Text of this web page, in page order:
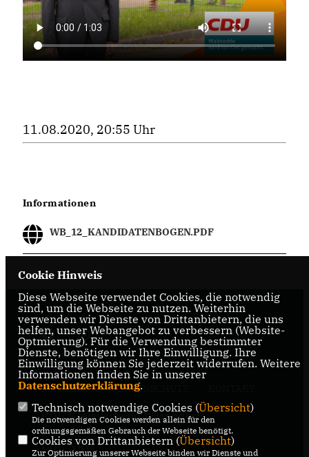
11.08.2020, 20:55 Uhr
Informationen
WB_12_KANDIDATENBOGEN.PDF
IMPRESSUM DATENSCHUTZ
CDU Kreisverband Warendorf-
Beckum
CDU NRW
Cookie Hinweis
Diese Webseite verwendet Cookies, die notwendig
sind, um die Webseite zu nutzen. Weiterhin
verwenden wir Dienste von Drittanbietern, die uns
helfen, unser Webangebot zu verbessern (Website-
Optmierung). Für die Verwendung bestimmter
Dienste, benötigen wir Ihre Einwilligung. Ihre
Einwilligung können Sie jederzeit widerrufen. Weitere
Informationen finden Sie in unserer
Datenschutzerklärung.
Technisch notwendige Cookies (Übersicht)
Die notwendigen Cookies werden allein für den
ordnungsgemäßen Gebrauch der Webseite benötigt.
Cookies von Drittanbietern (Übersicht)
Zur Optimierung unserer Webseite binden wir Dienste und